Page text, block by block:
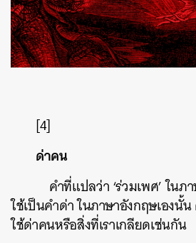
[4]
ด่าคน
คำที่แปลว่า ‘ร่วมเพศ’ ในภ
ใช้เป็นคำด่า ในภาษาอังกฤษเองนั้
ใช้ด่าคนหรือสิ่งที่เราเกลียดเช่นกัน